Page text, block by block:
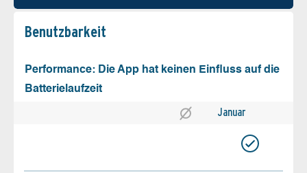
Benutz­barkeit
Performance: Die App hat keinen Einfluss auf die
Batterielaufzeit
Januar